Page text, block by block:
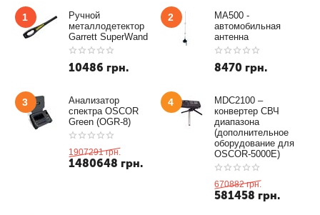
1
Ручной
металлодетектор
Garrett SuperWand
10486 грн.
2
MA500 -
автомобильная
антенна
8470 грн.
3
Анализатор
спектра OSCOR
Green (OGR-8)
1907291 грн.
1480648 грн.
4
MDC2100 –
конвертер СВЧ
диапазона
(дополнительное
оборудование для
OSCOR-5000E)
670882 грн.
581458 грн.